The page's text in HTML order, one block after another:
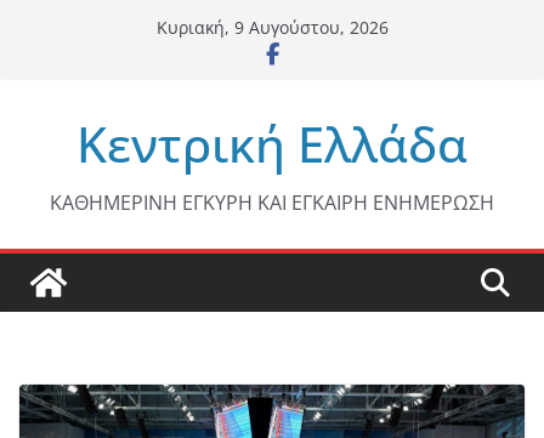
Κυριακή, 9 Αυγούστου, 2026
Κεντρική Ελλάδα
ΚΑΘΗΜΕΡΙΝΗ ΕΓΚΥΡΗ ΚΑΙ ΕΓΚΑΙΡΗ ΕΝΗΜΕΡΩΣΗ